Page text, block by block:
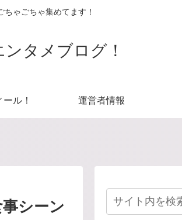
ゃごちゃ集めてます！
タメブログ！
ル！ 運営者情報
シーン